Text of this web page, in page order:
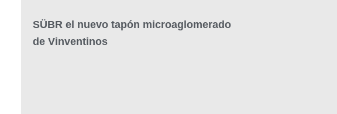
SÜBR el nuevo tapón microaglomerado
de Vinventinos